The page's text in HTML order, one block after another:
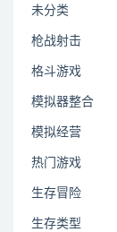
未分类
枪战射击
格斗游戏
模拟器整合
模拟经营
热门游戏
生存冒险
生存类型